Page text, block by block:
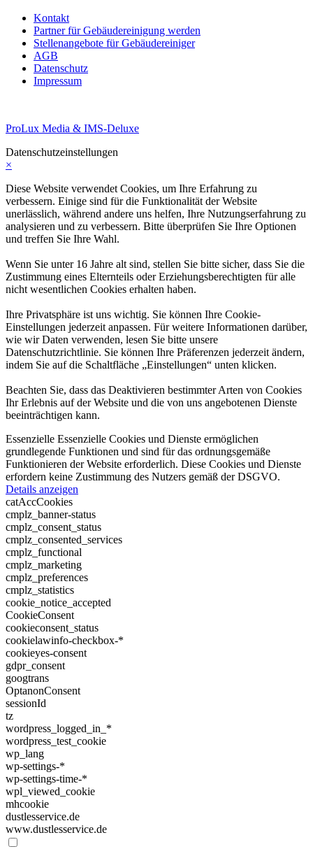
Kontakt
Partner für Gebäudereinigung werden
Stellenangebote für Gebäudereiniger
AGB
Datenschutz
Impressum
ProLux Media & IMS-Deluxe
Datenschutzeinstellungen
×
Diese Website verwendet Cookies, um Ihre Erfahrung zu
verbessern. Einige sind für die Funktionalität der Website
unerlässlich, während andere uns helfen, Ihre Nutzungserfahrung zu
analysieren und zu verbessern. Bitte überprüfen Sie Ihre Optionen
und treffen Sie Ihre Wahl.
Wenn Sie unter 16 Jahre alt sind, stellen Sie bitte sicher, dass Sie die
Zustimmung eines Elternteils oder Erziehungsberechtigten für alle
nicht wesentlichen Cookies erhalten haben.
Ihre Privatsphäre ist uns wichtig. Sie können Ihre Cookie-
Einstellungen jederzeit anpassen. Für weitere Informationen darüber,
wie wir Daten verwenden, lesen Sie bitte unsere
Datenschutzrichtlinie. Sie können Ihre Präferenzen jederzeit ändern,
indem Sie auf die Schaltfläche „Einstellungen“ unten klicken.
Beachten Sie, dass das Deaktivieren bestimmter Arten von Cookies
Ihr Erlebnis auf der Website und die von uns angebotenen Dienste
beeinträchtigen kann.
Essenzielle Essenzielle Cookies und Dienste ermöglichen
grundlegende Funktionen und sind für das ordnungsgemäße
Funktionieren der Website erforderlich. Diese Cookies und Dienste
erfordern keine Zustimmung des Nutzers gemäß der DSGVO.
Details anzeigen
catAccCookies
cmplz_banner-status
cmplz_consent_status
cmplz_consented_services
cmplz_functional
cmplz_marketing
cmplz_preferences
cmplz_statistics
cookie_notice_accepted
CookieConsent
cookieconsent_status
cookielawinfo-checkbox-*
cookieyes-consent
gdpr_consent
googtrans
OptanonConsent
sessionId
tz
wordpress_logged_in_*
wordpress_test_cookie
wp_lang
wp-settings-*
wp-settings-time-*
wpl_viewed_cookie
mhcookie
dustlesservice.de
www.dustlesservice.de